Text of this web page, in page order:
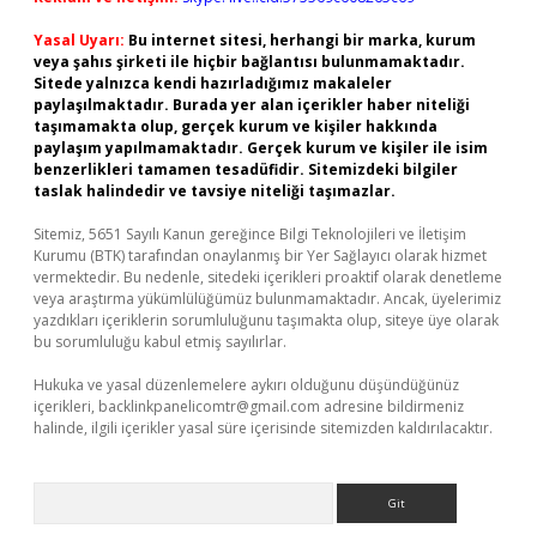
Yasal Uyarı: Bu internet sitesi, herhangi bir marka, kurum
veya şahıs şirketi ile hiçbir bağlantısı bulunmamaktadır.
Sitede yalnızca kendi hazırladığımız makaleler
paylaşılmaktadır. Burada yer alan içerikler haber niteliği
taşımamakta olup, gerçek kurum ve kişiler hakkında
paylaşım yapılmamaktadır. Gerçek kurum ve kişiler ile isim
benzerlikleri tamamen tesadüfidir. Sitemizdeki bilgiler
taslak halindedir ve tavsiye niteliği taşımazlar.
Sitemiz, 5651 Sayılı Kanun gereğince Bilgi Teknolojileri ve İletişim
Kurumu (BTK) tarafından onaylanmış bir Yer Sağlayıcı olarak hizmet
vermektedir. Bu nedenle, sitedeki içerikleri proaktif olarak denetleme
veya araştırma yükümlülüğümüz bulunmamaktadır. Ancak, üyelerimiz
yazdıkları içeriklerin sorumluluğunu taşımakta olup, siteye üye olarak
bu sorumluluğu kabul etmiş sayılırlar.
Hukuka ve yasal düzenlemelere aykırı olduğunu düşündüğünüz
içerikleri, backlinkpanelicomtr@gmail.com adresine bildirmeniz
halinde, ilgili içerikler yasal süre içerisinde sitemizden kaldırılacaktır.